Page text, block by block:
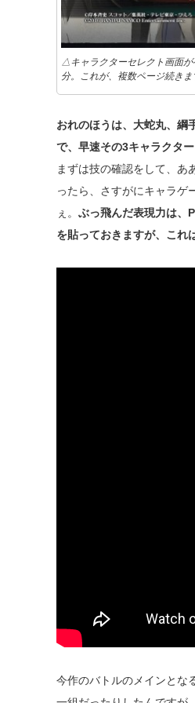
△キャラクターセレクト画面が
分。これが、複数ページ続きま
おれのほうは、大蛇丸、綱
で、早速その3キャラクター
まずは技の確認をして、
ったら、さすがにキャラゲ
ぇ。 ぶっ飛んだ表現力は、
を貼っておきますが、これ
今作のバトルのメインとな